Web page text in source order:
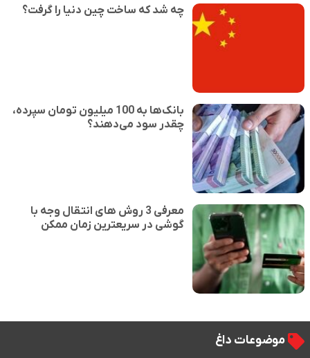
چه شد که ساخت چین دنیا را گرفت؟
بانک‌ها به 100 میلیون تومان سپرده،
چقدر سود می‌دهند؟
معرفی 3 روش های انتقال وجه با
گوشی در سریعترین زمان ممکن
موضوعات داغ